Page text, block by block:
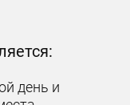
день и